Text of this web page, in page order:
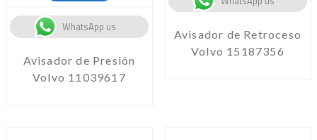
WhatsApp us
Avisador de Presión
Volvo 11039617
Avisador de Retroceso
Volvo 15187356